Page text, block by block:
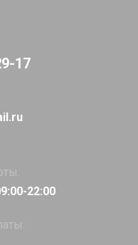
17
22:00